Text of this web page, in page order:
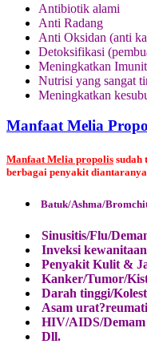
Antibiotik alami
Anti Radang
Anti Oksidan (anti
Detoksifikasi
Meningkatkan
Nutrisi yang sangat
Meningkatkan
Manfaat Melia
Manfaat Melia propolis sudah
berbagai penyakit
Batuk/Ashma/
Sinusitis/Flu/
Inveksi
Penyakit Kulit &
Kanker/Tumor/
Darah tinggi/
Asam
HIV/AIDS/Demam
Dll.